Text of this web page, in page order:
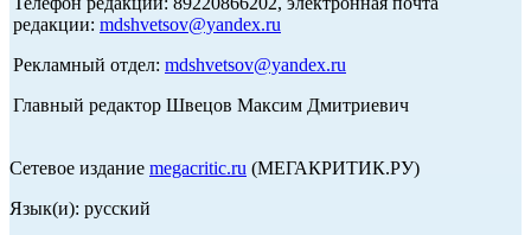
редакции: mdshvetsov@yandex.ru
Рекламный отдел: mdshvetsov@yandex.ru
Главный редактор Швецов Максим Дмитриевич
Сетевое издание megacritic.ru (МЕГАКРИТИК.РУ)
Язык(и): русский